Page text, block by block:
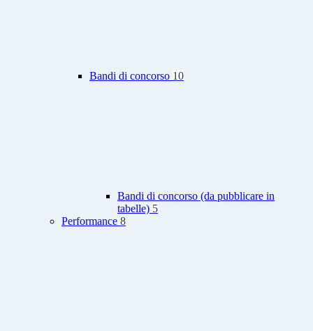
Bandi di concorso 10
Bandi di concorso (da pubblicare in
tabelle) 5
Performance 8